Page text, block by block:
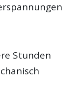
Stunden